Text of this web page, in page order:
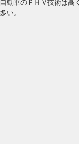
自動車のＰＨＶ技術は高
多い。